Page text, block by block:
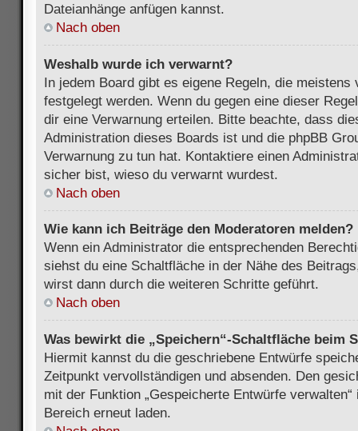
Dateianhänge anfügen kannst.
Nach oben
Weshalb wurde ich verwarnt?
In jedem Board gibt es eigene Regeln, die meistens
festgelegt werden. Wenn du gegen eine dieser
dir eine Verwarnung erteilen. Bitte beachte, dass
Administration dieses Boards ist und die phpBB
Verwarnung zu tun hat. Kontaktiere einen
sicher bist, wieso du verwarnt wurdest.
Nach oben
Wie kann ich Beiträge den Moderatoren melden?
Wenn ein Administrator die entsprechenden
siehst du eine Schaltfläche in der Nähe des
wirst dann durch die weiteren Schritte geführt.
Nach oben
Was bewirkt die „Speichern“-Schaltfläche beim
Hiermit kannst du die geschriebene Entwürfe
Zeitpunkt vervollständigen und absenden. Den
mit der Funktion „Gespeicherte Entwürfe
Bereich erneut laden.